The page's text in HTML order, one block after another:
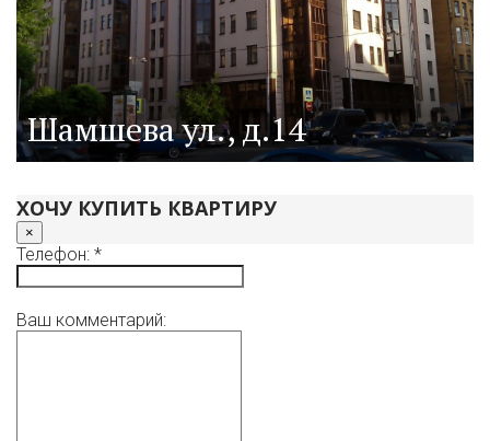
Шамшева ул., д.14
ХОЧУ КУПИТЬ КВАРТИРУ
×
Телефон: *
Ваш комментарий: